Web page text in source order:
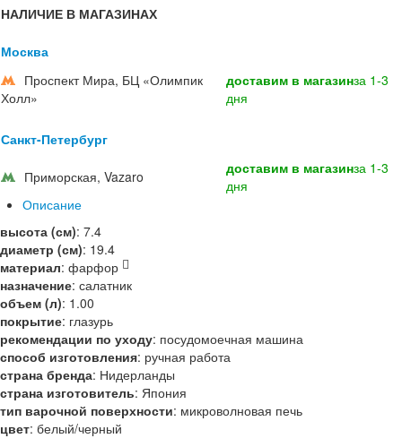
НАЛИЧИЕ В МАГАЗИНАХ
Москва
Проспект Мира, БЦ «Олимпик
Холл»
доставим в магазинза 1-3
дня
Санкт-Петербург
Приморская, Vazaro доставим в магазинза 1-3
дня
Описание
высота (см): 7.4
диаметр (см): 19.4
материал: фарфор
назначение: салатник
объем (л): 1.00
покрытие: глазурь
рекомендации по уходу: посудомоечная машина
способ изготовления: ручная работа
страна бренда: Нидерланды
страна изготовитель: Япония
тип варочной поверхности: микроволновая печь
цвет: белый/черный